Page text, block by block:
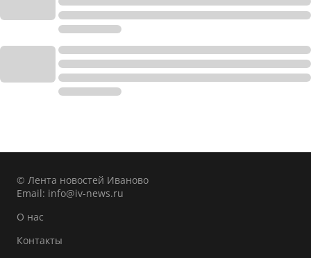
© Лента новостей Иваново
Email: info@iv-news.ru
О нас
Контакты